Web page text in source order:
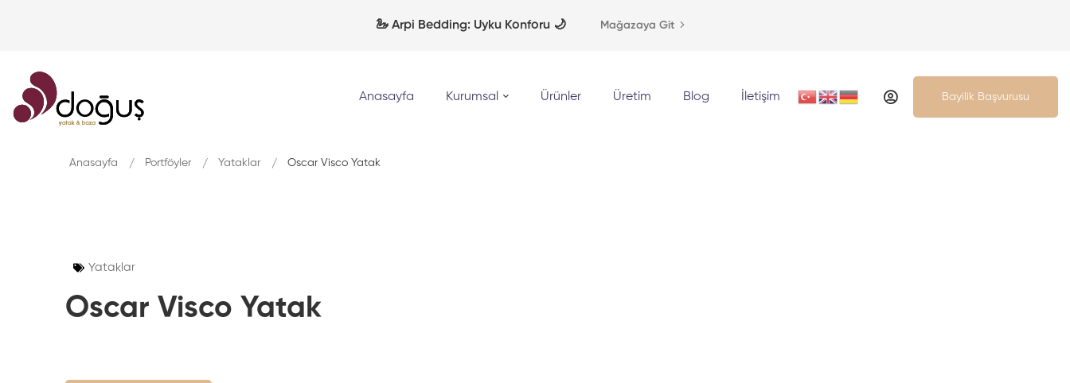
🦢 Arpi Bedding: Uyku Konforu 🌙 Mağazaya Git
Anasayfa Kurumsal Ürünler Üretim Blog İletişim Bayilik Başvurusu
Anasayfa Portföyler Yataklar Oscar Visco Yatak
Yataklar
Oscar Visco Yatak